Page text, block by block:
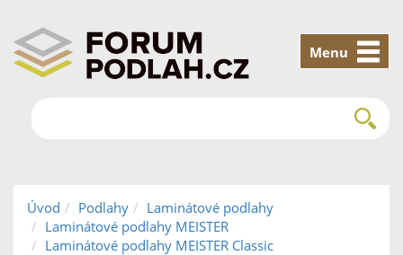
Menu
Úvod Podlahy
Laminátové podlahy
Laminátové podlahy MEISTER
Laminátové podlahy MEISTER Classic